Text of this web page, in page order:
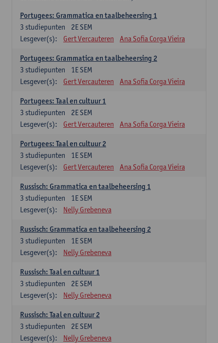
Portugees: Grammatica en taalbeheersing 1
2E SEM
3 studiepunten
Lesgever(s):
Gert Vercauteren Ana Sofia Corga Vieira
Portugees: Grammatica en taalbeheersing 2
1E SEM
3 studiepunten
Lesgever(s):
Gert Vercauteren Ana Sofia Corga Vieira
Portugees: Taal en cultuur 1
2E SEM
3 studiepunten
Lesgever(s):
Gert Vercauteren Ana Sofia Corga Vieira
Portugees: Taal en cultuur 2
1E SEM
3 studiepunten
Lesgever(s):
Gert Vercauteren Ana Sofia Corga Vieira
Russisch: Grammatica en taalbeheersing 1
1E SEM
3 studiepunten
Lesgever(s):
Nelly Grebeneva
Russisch: Grammatica en taalbeheersing 2
1E SEM
3 studiepunten
Lesgever(s):
Nelly Grebeneva
Russisch: Taal en cultuur 1
2E SEM
3 studiepunten
Lesgever(s):
Nelly Grebeneva
Russisch: Taal en cultuur 2
2E SEM
3 studiepunten
Lesgever(s):
Nelly Grebeneva